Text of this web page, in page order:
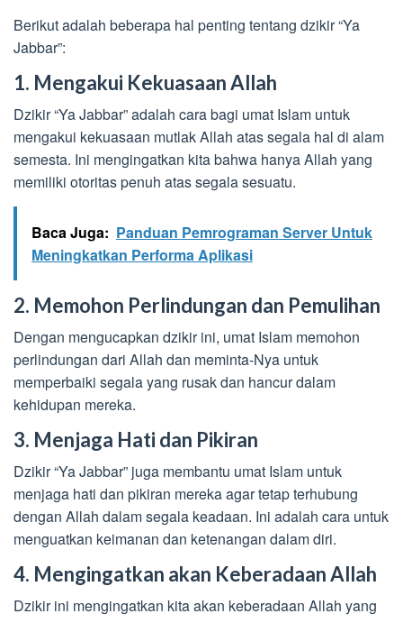
Berikut adalah beberapa hal penting tentang dzikir “Ya
Jabbar”:
1. Mengakui Kekuasaan Allah
Dzikir “Ya Jabbar” adalah cara bagi umat Islam untuk
mengakui kekuasaan mutlak Allah atas segala hal di alam
semesta. Ini mengingatkan kita bahwa hanya Allah yang
memiliki otoritas penuh atas segala sesuatu.
Baca Juga: Panduan Pemrograman Server Untuk
Meningkatkan Performa Aplikasi
2. Memohon Perlindungan dan Pemulihan
Dengan mengucapkan dzikir ini, umat Islam memohon
perlindungan dari Allah dan meminta-Nya untuk
memperbaiki segala yang rusak dan hancur dalam
kehidupan mereka.
3. Menjaga Hati dan Pikiran
Dzikir “Ya Jabbar” juga membantu umat Islam untuk
menjaga hati dan pikiran mereka agar tetap terhubung
dengan Allah dalam segala keadaan. Ini adalah cara untuk
menguatkan keimanan dan ketenangan dalam diri.
4. Mengingatkan akan Keberadaan Allah
Dzikir ini mengingatkan kita akan keberadaan Allah yang